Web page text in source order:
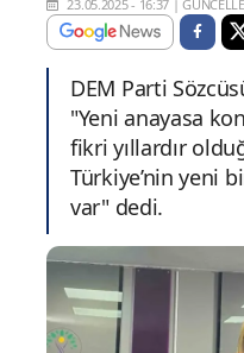
23.05.2025 - 16:37 |
DEM Parti
"Yeni anayasa
fikri yıllardır
Türkiye’nin yeni
var" dedi.